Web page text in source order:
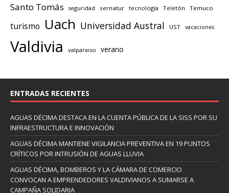
Santo Tomás seguridad sernatur tecnología Teletón Temuco
turismo Uach Universidad Austral UST vacaciones
Valdivia valparaiso verano
ENTRADAS RECIENTES
AGUAS DÉCIMA DESTACA EN LA CUENTA PÚBLICA DE LA SISS POR SU
INFRAESTRUCTURA E INNOVACIÓN
AGUAS DÉCIMA MANTIENE VIGILANCIA PREVENTIVA EN 19 PUNTOS
CRÍTICOS POR INTRUSIÓN DE AGUAS LLUVIA
AGUAS DÉCIMA, BOMBEROS Y LA CÁMARA DE COMERCIO
CONVOCAN A EMPRENDEDORES VALDIVIANOS A SUMARSE A
CAMPAÑA SOLIDARIA